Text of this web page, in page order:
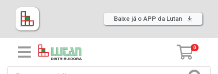
Baixe já o APP da Lutan
0